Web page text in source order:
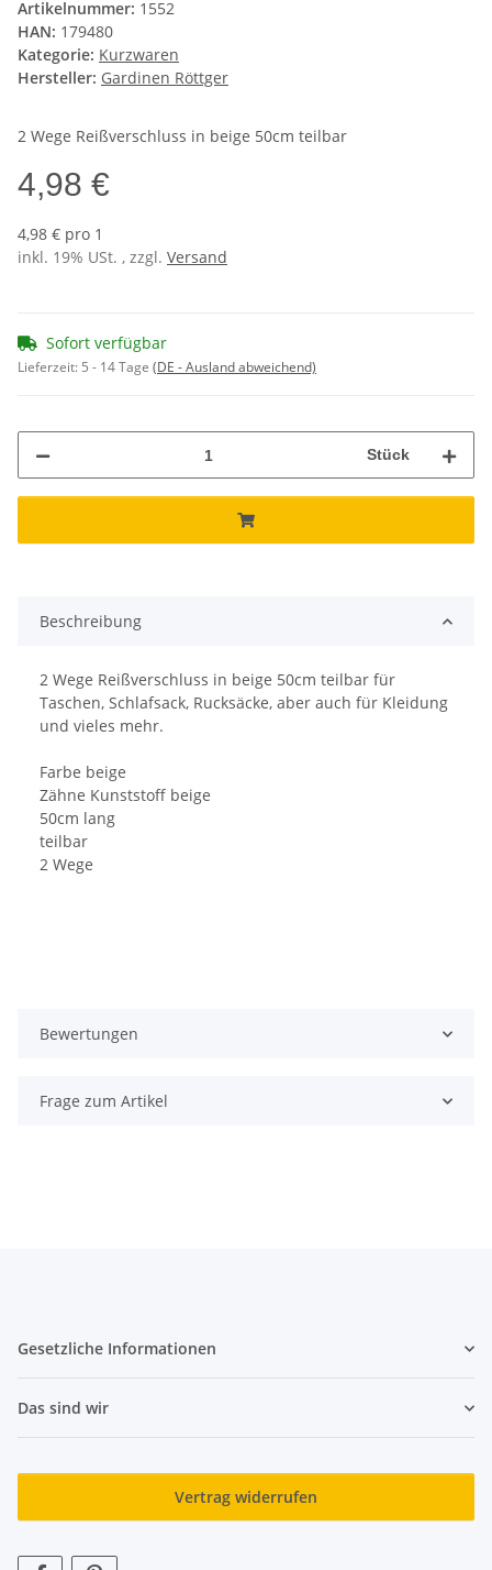
Artikelnummer: 1552
HAN: 179480
Kategorie: Kurzwaren
Hersteller: Gardinen Röttger
2 Wege Reißverschluss in beige 50cm teilbar
4,98 €
4,98 € pro 1
inkl. 19% USt. , zzgl. Versand
Sofort verfügbar
Lieferzeit: 5 - 14 Tage (DE - Ausland abweichend)
Stück
Beschreibung
2 Wege Reißverschluss in beige 50cm teilbar für
Taschen, Schlafsack, Rucksäcke, aber auch für Kleidung
und vieles mehr.
Farbe beige
Zähne Kunststoff beige
50cm lang
teilbar
2 Wege
Bewertungen
Frage zum Artikel
Gesetzliche Informationen
Das sind wir
Vertrag widerrufen